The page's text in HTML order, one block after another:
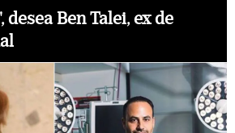
desea Ben Talei, ex de